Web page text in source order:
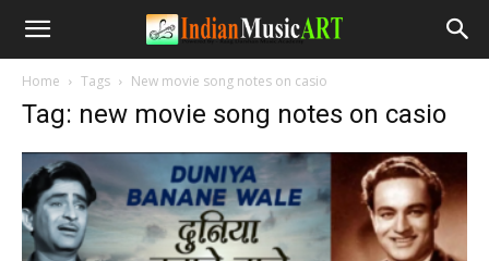
Home Tags New movie song notes on casio
Tag: new movie song notes on casio